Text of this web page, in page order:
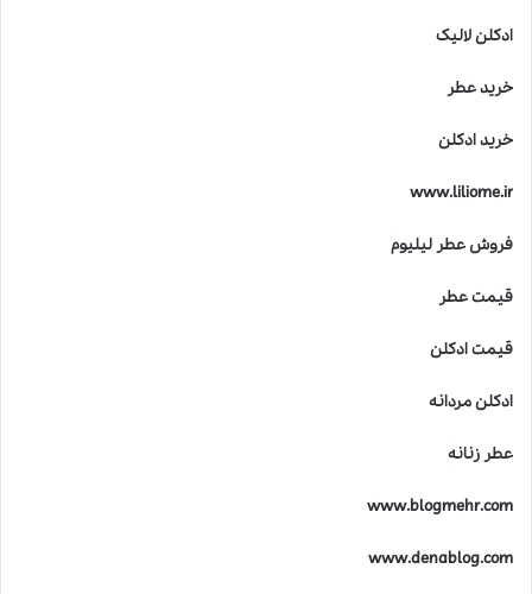
ادکلن لالیک
خرید عطر
خرید ادکلن
www.liliome.ir
فروش عطر لیلیوم
قیمت عطر
قیمت ادکلن
ادکلن مردانه
عطر زنانه
www.blogmehr.com
www.denablog.com